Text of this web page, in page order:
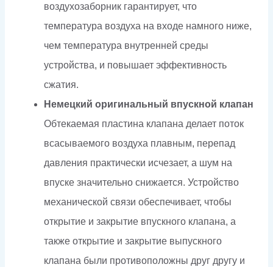
воздухозаборник гарантирует, что
температура воздуха на входе намного ниже,
чем температура внутренней среды
устройства, и повышает эффективность
сжатия.
Немецкий оригинальный впускной клапан
Обтекаемая пластина клапана делает поток
всасываемого воздуха плавным, перепад
давления практически исчезает, а шум на
впуске значительно снижается. Устройство
механической связи обеспечивает, чтобы
открытие и закрытие впускного клапана, а
также открытие и закрытие выпускного
клапана были противоположны друг другу и